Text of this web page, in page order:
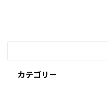
カテゴリー